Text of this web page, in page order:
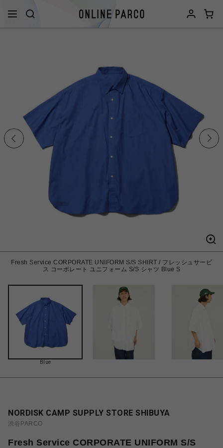
Fresh Service CORPORATE UNIFORM S/S SHIRT / フレッシュサービ
ス コーポレート ユニフォーム S/S シャツ Blue S
Blue
NORDISK CAMP SUPPLY STORE SHIBUYA
渋谷PARCO
Fresh Service CORPORATE UNIFORM S/S